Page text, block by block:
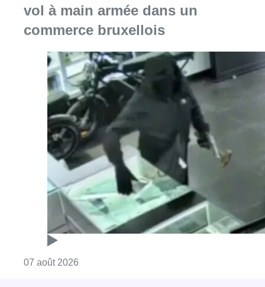
vol à main armée dans un
commerce bruxellois
07 août 2026